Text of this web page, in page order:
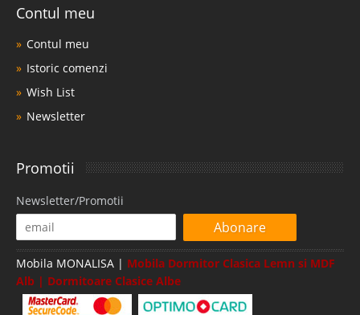
Contul meu
Contul meu
Istoric comenzi
Wish List
Newsletter
Promotii
Newsletter/Promotii
Abonare
Mobila MONALISA | Mobila Dormitor Clasica Lemn si MDF
Alb | Dormitoare Clasice Albe